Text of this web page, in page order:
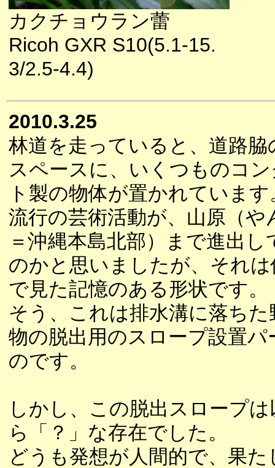
カクチョウラン蕾
Ricoh GXR S10(5.1-15.
3/2.5-4.4)
2010.3.25
林道を走っていると、道路脇
スペースに、いくつものコ
ト製の物体が置かれています
流行の芸術活動が、山原（や
＝沖縄本島北部）まで進出し
のかと思いましたが、それ
で見た記憶のある形状です。
そう、これは排水溝に落ちた
物の脱出用のスロープ設置パ
のです。
しかし、この脱出スロープ
ら「？」な存在でした。
どうも発想が人間的で、果た